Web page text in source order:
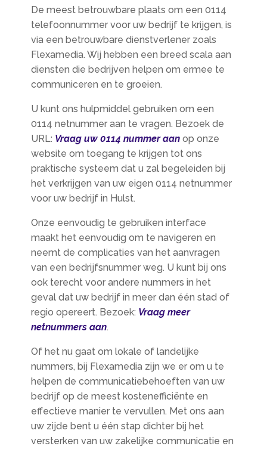
De meest betrouwbare plaats om een 0114
telefoonnummer voor uw bedrijf te krijgen, is
via een betrouwbare dienstverlener zoals
Flexamedia. Wij hebben een breed scala aan
diensten die bedrijven helpen om ermee te
communiceren en te groeien.
U kunt ons hulpmiddel gebruiken om een
0114 netnummer aan te vragen. Bezoek de
URL: Vraag uw 0114 nummer aan op onze
website om toegang te krijgen tot ons
praktische systeem dat u zal begeleiden bij
het verkrijgen van uw eigen 0114 netnummer
voor uw bedrijf in Hulst.
Onze eenvoudig te gebruiken interface
maakt het eenvoudig om te navigeren en
neemt de complicaties van het aanvragen
van een bedrijfsnummer weg. U kunt bij ons
ook terecht voor andere nummers in het
geval dat uw bedrijf in meer dan één stad of
regio opereert. Bezoek: Vraag meer
netnummers aan.
Of het nu gaat om lokale of landelijke
nummers, bij Flexamedia zijn we er om u te
helpen de communicatiebehoeften van uw
bedrijf op de meest kostenefficiënte en
effectieve manier te vervullen. Met ons aan
uw zijde bent u één stap dichter bij het
versterken van uw zakelijke communicatie en